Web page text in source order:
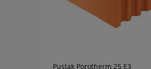
Pustak Porotherm 25 E3
do koszyka